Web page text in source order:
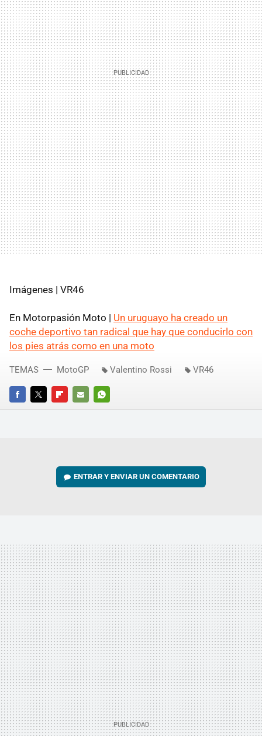
Imágenes | VR46
En Motorpasión Moto | Un uruguayo ha creado un
coche deportivo tan radical que hay que conducirlo con
los pies atrás como en una moto
FACEBOOKTWITTERFLIPBOARD
E-
WHATSAPP
TEMAS MotoGP Valentino Rossi VR46
ENTRAR Y ENVIAR UN COMENTARIO